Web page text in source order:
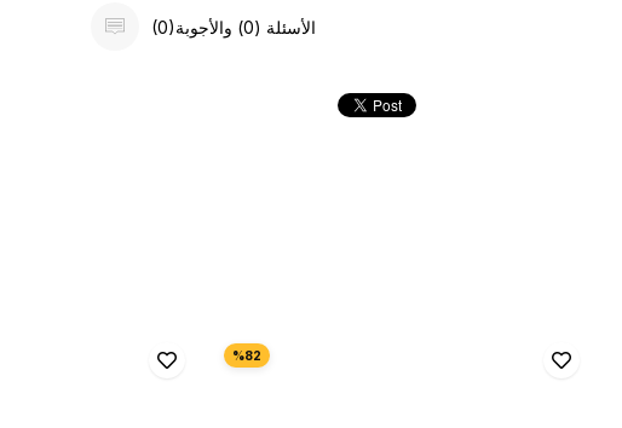
(0)الأسئلة (0) والأجوبة